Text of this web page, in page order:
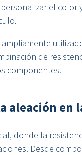
el color
de
componentes.
aleación
donde la
Desde